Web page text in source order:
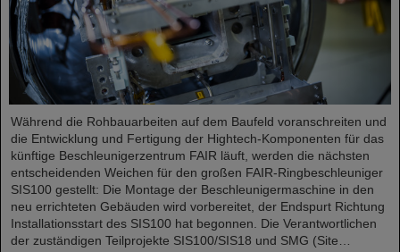
Während die Rohbauarbeiten auf dem Baufeld voranschreiten und
die Entwicklung und Fertigung der Hightech-Komponenten für das
künftige Beschleunigerzentrum FAIR läuft, werden die nächsten
entscheidenden Weichen für den großen FAIR-Ringbeschleuniger
SIS100 gestellt: Die Montage der Beschleunigermaschine in den
neu errichteten Gebäuden wird vorbereitet, der Endspurt Richtung
Installationsstart des SIS100 hat begonnen. Die Verantwortlichen
der zuständigen Teilprojekte SIS100/SIS18 und SMG (Site…